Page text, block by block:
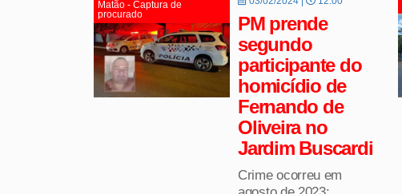
Matão - Captura de
procurado
PM prende
segundo
participante do
homicídio de
Fernando de
Oliveira no
Jardim Buscardi
Crime ocorreu em